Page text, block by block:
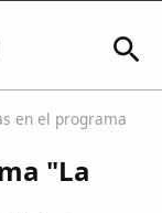
en el programa
"La